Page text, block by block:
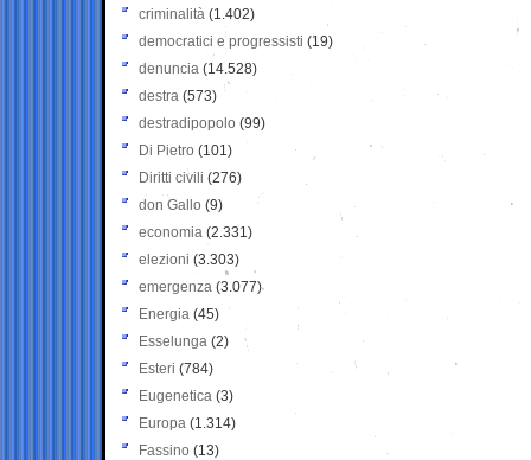
criminalità (1.402)
democratici e progressisti (19)
denuncia (14.528)
destra (573)
destradipopolo (99)
Di Pietro (101)
Diritti civili (276)
don Gallo (9)
economia (2.331)
elezioni (3.303)
emergenza (3.077)
Energia (45)
Esselunga (2)
Esteri (784)
Eugenetica (3)
Europa (1.314)
Fassino (13)